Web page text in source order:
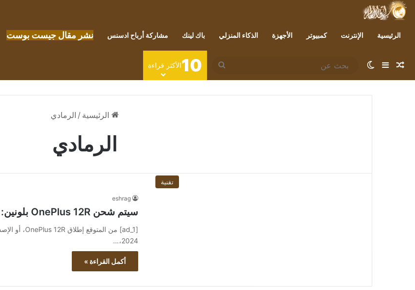
الرئيسية الإنترنت كمبيوتر الأجهزة الذكاء المنزلي باك لينك مشاركة أرباح ادسنس نشر مقال جيست بوست
مقال عشوائي
إضافة عمود جانبي
الوضع المظلم
بحث
عن
10الأكثر قراءة
الرئيسية / الرمادي
الرمادي
تقنية
eshrag
سيتم شحن OnePlus 12R بلونين: الرمادي الحديدي والأزرق البارد
2024،…
أكمل القراءة »